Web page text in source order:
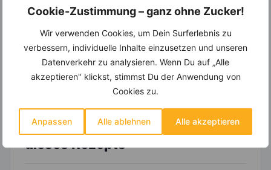
Cookie-Zustimmung – ganz ohne Zucker!
Wir verwenden Cookies, um Dein Surferlebnis zu
verbessern, individuelle Inhalte einzusetzen und unseren
Datenverkehr zu analysieren. Wenn Du auf „Alle
akzeptieren" klickst, stimmst Du der Anwendung von
Cookies zu.
Anpassen Alle ablehnen Alle akzeptieren
Wochenplaner,dynamische
Entdecke die invikoo-Mitgliedschaft und erhalte
viele hilfreiche und zeitsparende Möglichkeiten,
um Deine Ernährung optimal zu gestalten.
Erfahre mehr über die Zutaten
dieses Rezepts